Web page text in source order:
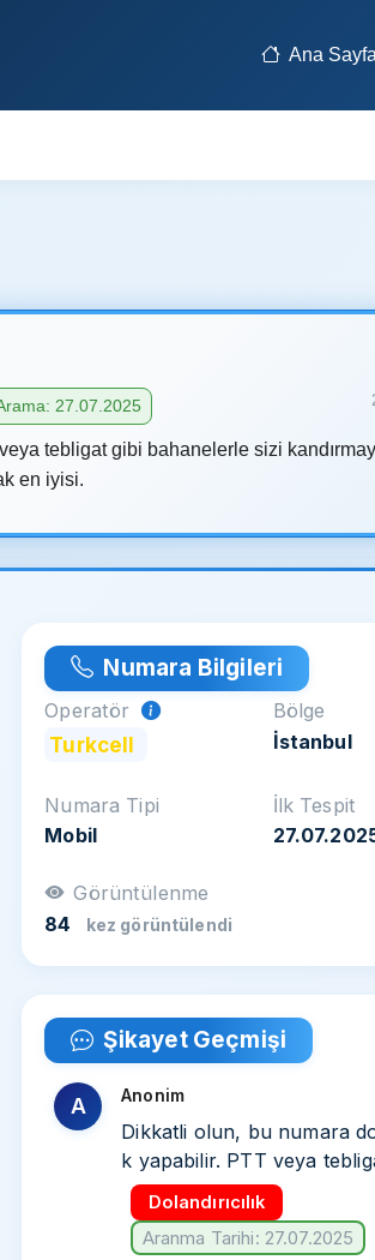
Ana
27.07.2025
tebligat gibi bahanelerle sizi
en iyisi.
Numara Bilgileri
Operatör
Turkcell
Bölge
İstanbul
Numara Tipi
Mobil
İlk Tespit
Görüntülenme
84
kez görüntülendi
Şikayet Geçmişi
A Anonim
Dikkatli olun, bu numara
k yapabilir. PTT veya
Dolandırıcılık
Aranma Tarihi: 27.07.2025